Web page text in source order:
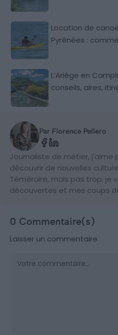
Location de
Pyrénées :
L’Ariège en
conseils, aires,
Par Florence Pellero
Journaliste de métier, j'aime
découvrir de nouvelles
Téméraire, mais pas trop, je
découvertes et mes coups
0 Commentaire(s)
Laisser un commentaire